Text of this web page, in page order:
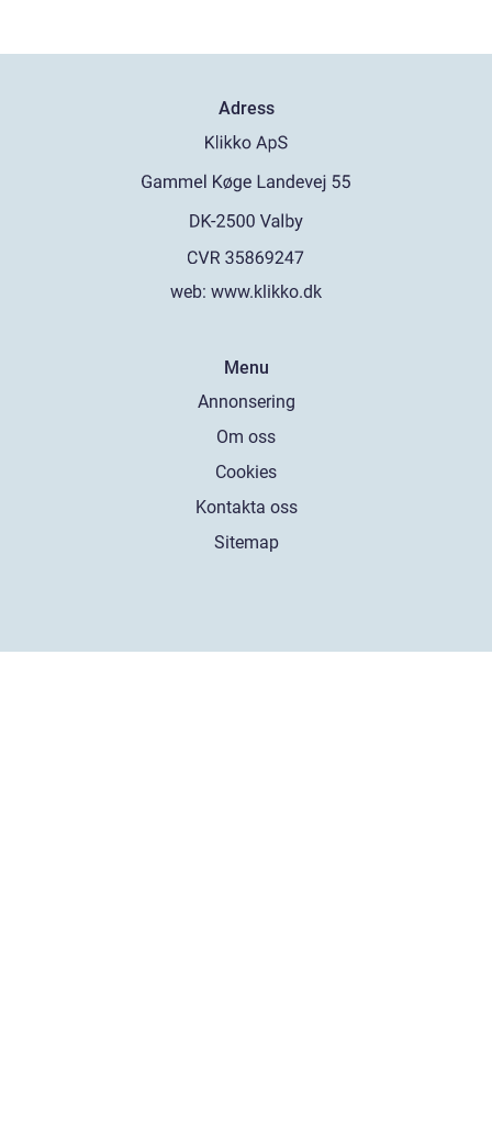
Adress
web: www.klikko.dk
Menu
Annonsering
Om oss
Cookies
Kontakta oss
Sitemap